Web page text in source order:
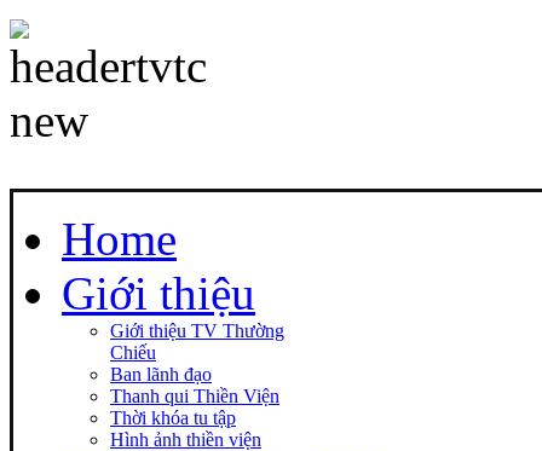
Home
Giới thiệu
Giới thiệu TV Thường
Chiếu
Ban lãnh đạo
Thanh qui Thiền Viện
Thời khóa tu tập
Hình ảnh thiền viện